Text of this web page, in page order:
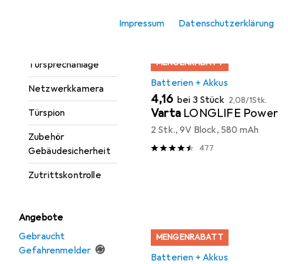
Impressum Datenschutzerklärung
Türsprechanlage
Netzwerkkamera
Türspion
Zubehör
Gebäudesicherheit
Zutrittskontrolle
Angebote
Gebraucht
Gefahrenmelder
MENGENRABATT
Batterien + Akkus
EUR
4,16 bei 3 Stück EUR
2,08/1Stk.
Varta LONGLIFE Power
2 Stk., 9V Block, 580 mAh
477
MENGENRABATT
Batterien + Akkus